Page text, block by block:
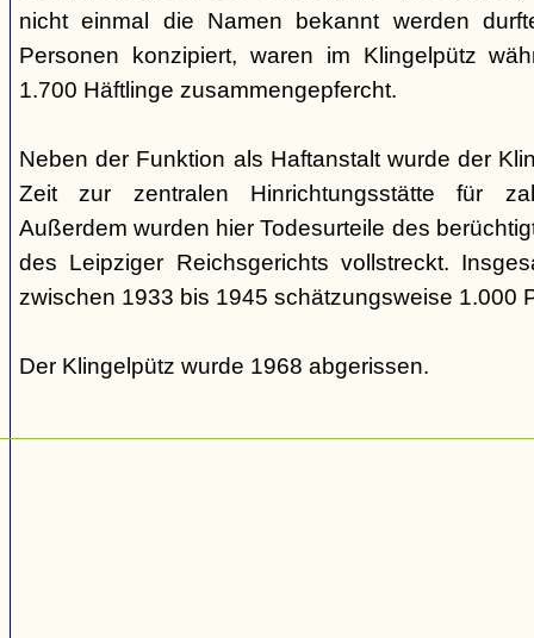
nicht einmal die Namen bekannt werden
Personen konzipiert, waren im Klingelpütz
1.700 Häftlinge zusammengepfercht.
Neben der Funktion als Haftanstalt wurde der
Zeit zur zentralen Hinrichtungsstätte für
Außerdem wurden hier Todesurteile des
des Leipziger Reichsgerichts vollstreckt.
zwischen 1933 bis 1945 schätzungsweise 1.000
Der Klingelpütz wurde 1968 abgerissen.